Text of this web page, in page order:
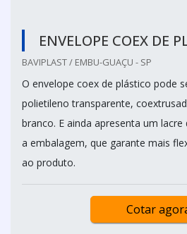
ENVELOPE COEX DE
BAVIPLAST / EMBU-GUAÇU - SP
O envelope coex de plástico pode
polietileno transparente,
branco. E ainda apresenta um
a embalagem, que garante mais
ao produto.
Cotar